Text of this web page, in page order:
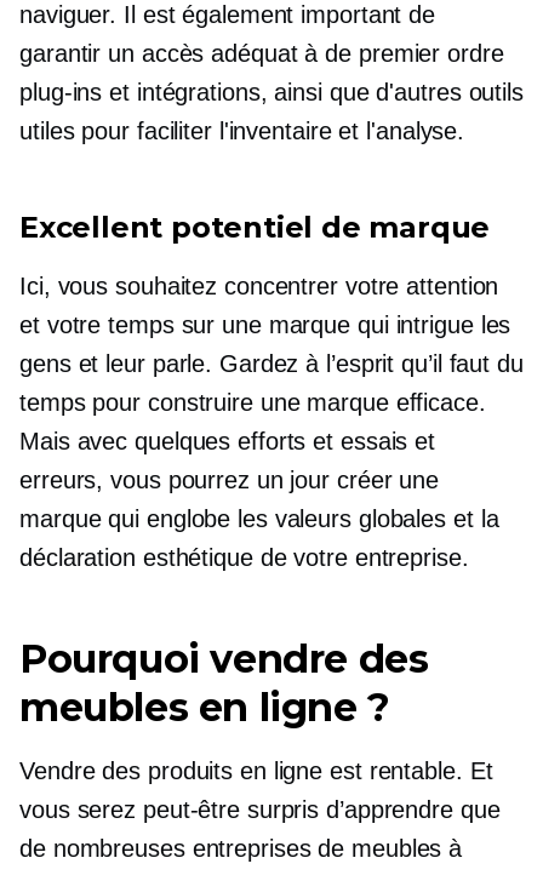
naviguer. Il est également important de
garantir un accès adéquat àde premier ordre
plug-ins et intégrations, ainsi que d'autres outils
utiles pour faciliter l'inventaire et l'analyse.
Excellent potentiel de marque
Ici, vous souhaitez concentrer votre attention
et votre temps sur une marque qui intrigue les
gens et leur parle. Gardez à l’esprit qu’il faut du
temps pour construire une marque efficace.
Mais avec quelques efforts et essais et
erreurs, vous pourrez un jour créer une
marque qui englobe les valeurs globales et la
déclaration esthétique de votre entreprise.
Pourquoi vendre des
meubles en ligne ?
Vendre des produits en ligne est rentable. Et
vous serez peut-être surpris d’apprendre que
de nombreuses entreprises de meubles à